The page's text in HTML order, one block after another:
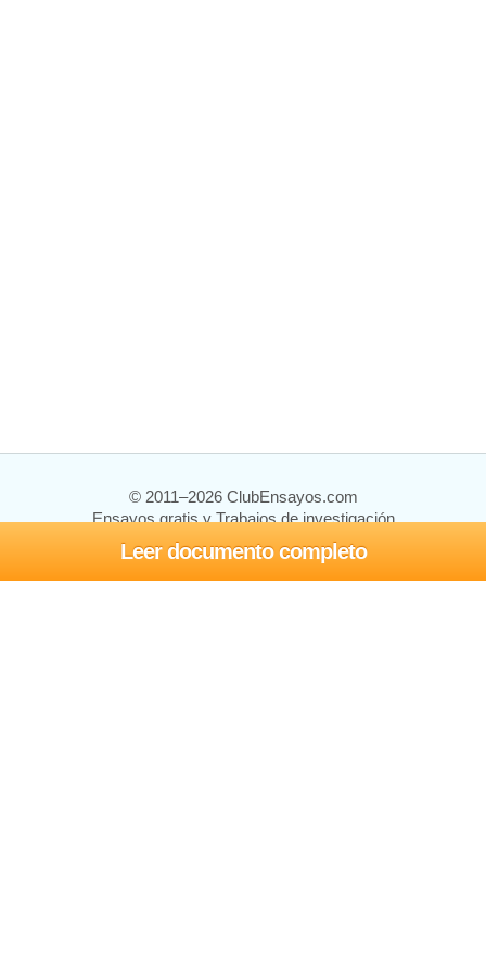
Leer documento completo
© 2011–2026 ClubEnsayos.com
Ensayos gratis y Trabajos de investigación